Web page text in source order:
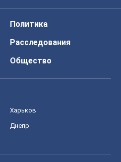
Политика
Расследования
Общество
Харьков
Днепр